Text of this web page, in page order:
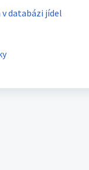
databázi jídel